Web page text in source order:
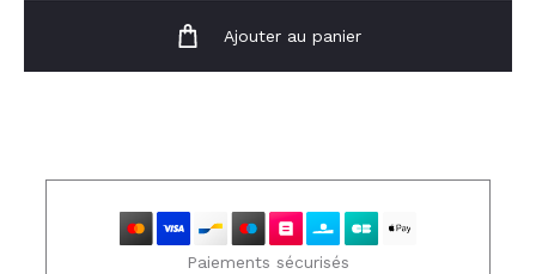
Ajouter au panier
Paiements sécurisés